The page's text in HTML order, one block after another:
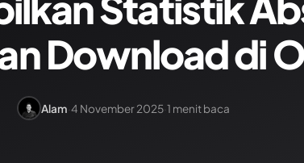
Download di
Alam 4 November 2025 1 menit baca